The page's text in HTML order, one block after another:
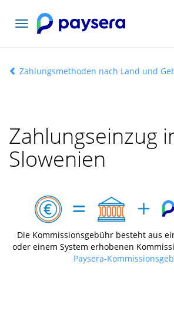
Toggle
navigation
Zahlungsmethoden nach Land und
Zahlungseinzug
Slowenien
Die Kommissionsgebühr besteht aus
oder einem System erhobenen
Paysera-